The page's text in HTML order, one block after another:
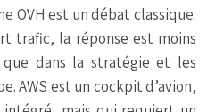
OVH est un débat classique.
trafic, la réponse est moins
dans la stratégie et les
AWS est un cockpit d’avion,